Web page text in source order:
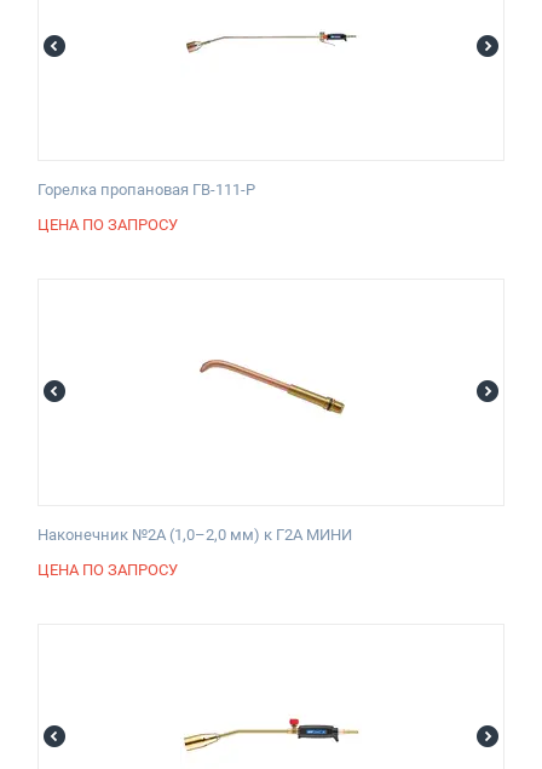
Горелка пропановая ГВ-111-P
ЦЕНА ПО ЗАПРОСУ
Наконечник №2А (1,0–2,0 мм) к Г2А МИНИ
ЦЕНА ПО ЗАПРОСУ